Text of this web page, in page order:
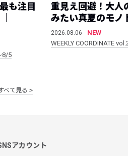
も注目
5
重見え回避！大人
みたい真夏のモノ
2026.08.06
NEW
WEEKLY COORDINATE
べて見る
アカウント